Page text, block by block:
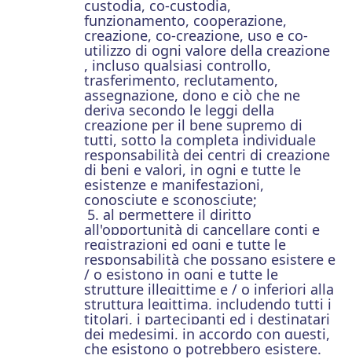
custodia, co-custodia,
funzionamento, cooperazione,
creazione, co-creazione, uso e co-
utilizzo di ogni valore della creazione
, incluso qualsiasi controllo,
trasferimento, reclutamento,
assegnazione, dono e ciò che ne
deriva secondo le leggi della
creazione per il bene supremo di
tutti, sotto la completa individuale
responsabilità dei centri di creazione
di beni e valori, in ogni e tutte le
esistenze e manifestazioni,
conosciute e sconosciute;
5. al permettere il diritto
all'opportunità di cancellare conti e
registrazioni ed ogni e tutte le
responsabilità che possano esistere e
/ o esistono in ogni e tutte le
strutture illegittime e / o inferiori alla
struttura legittima, includendo tutti i
titolari, i partecipanti ed i destinatari
dei medesimi, in accordo con questi,
che esistono o potrebbero esistere.